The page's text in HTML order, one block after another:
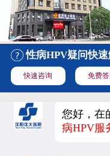
性病HPV疑问快
快速咨询 免费
您好，在
病HPV服